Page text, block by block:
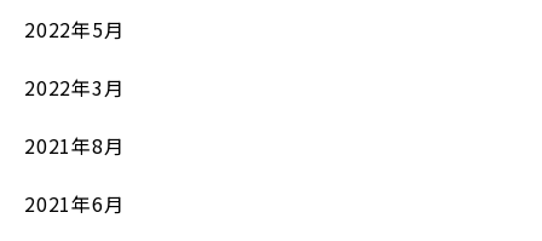
2022年5月
2022年3月
2021年8月
2021年6月